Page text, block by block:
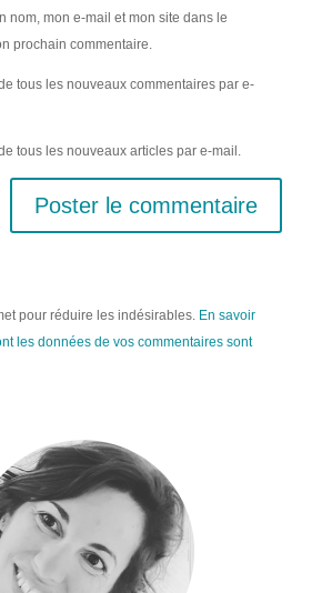
nom, mon e-mail et mon site dans le
prochain commentaire.
tous les nouveaux commentaires par e-
tous les nouveaux articles par e-mail.
pour réduire les indésirables. En savoir
les données de vos commentaires sont